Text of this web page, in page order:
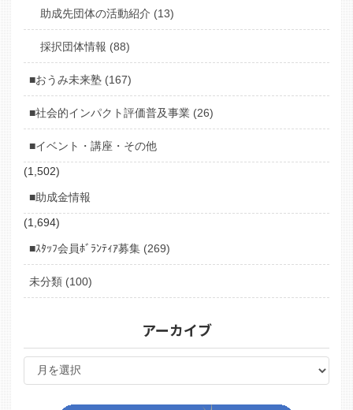
助成先団体の活動紹介 (13)
採択団体情報 (88)
■おうみ未来塾 (167)
■社会的インパクト評価普及事業 (26)
■イベント・講座・その他
(1,502)
■助成金情報
(1,694)
■ｽﾀｯﾌ会員ﾎﾞﾗﾝﾃｨｱ募集 (269)
未分類 (100)
アーカイブ